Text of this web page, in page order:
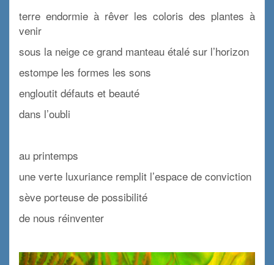
terre endormie à rêver les coloris des plantes à
venir
sous la neige ce grand manteau étalé sur l’horizon
estompe les formes les sons
engloutit défauts et beauté
dans l’oubli
au printemps
une verte luxuriance remplit l’espace de conviction
sève porteuse de possibilité
de nous réinventer